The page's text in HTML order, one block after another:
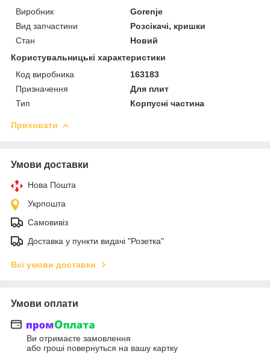
Виробник
Gorenje
Вид запчастини
Розсікачі, кришки
Стан
Новий
Користувальницькі характеристики
Код виробника
163183
Призначення
Для плит
Тип
Корпусні частина
Приховати
Умови доставки
Нова Пошта
Укрпошта
Самовивіз
Доставка у пункти видачі "Розетка"
Всі умови доставки
Умови оплати
Ви отримаєте замовлення
або гроші повернуться на вашу картку